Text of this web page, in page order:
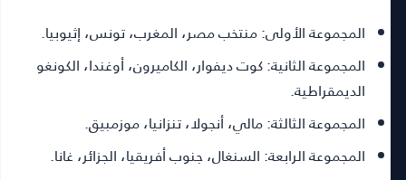
المجموعة الأولى:منتخب مصر، المغرب، تونس، إثيوبيا.
المجموعة الثانية:كوت ديفوار، الكاميرون، أوغندا، الكونغو
الديمقراطية.
المجموعة الثالثة:مالي، أنجولا، تنزانيا، موزمبيق.
المجموعة الرابعة:السنغال، جنوب أفريقيا، الجزائر، غانا.